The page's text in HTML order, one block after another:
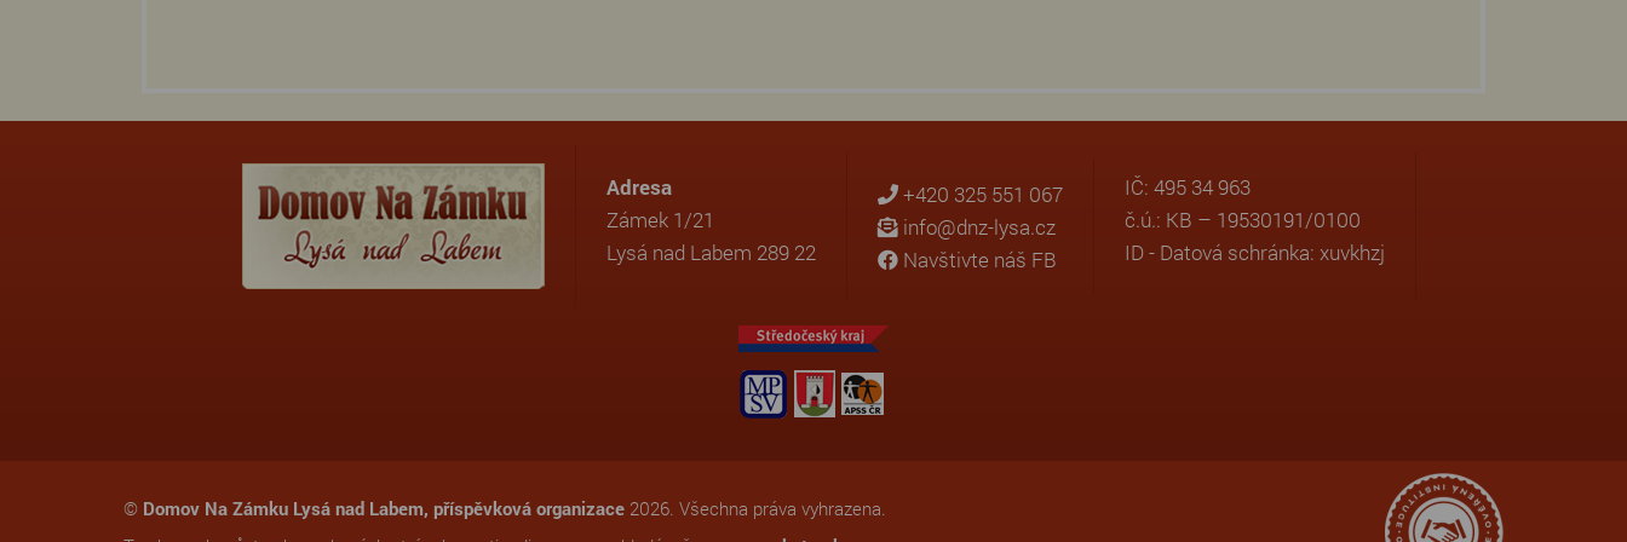
Adresa
Zámek 1/21
Lysá nad Labem 289 22
+420 325 551 067
info@dnz-lysa.cz
Navštivte náš FB
IČ: 495 34 963
č.ú.: KB – 19530191/0100
ID - Datová schránka: xuvkhzj
© Domov Na Zámku Lysá nad Labem, příspěvková organizace 2026. Všechna práva vyhrazena.